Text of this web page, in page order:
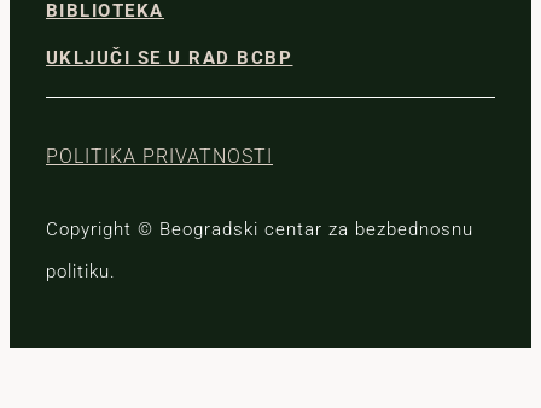
BIBLIOTEKA
UKLJUČI SE U RAD BCBP
POLITIKA PRIVATNOSTI
Copyright © Beogradski centar za bezbednosnu
politiku.